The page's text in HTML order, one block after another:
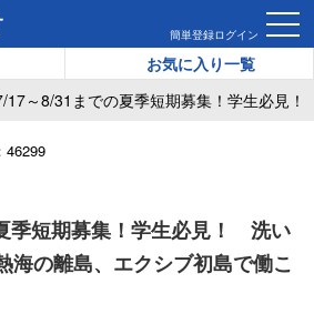
簡単登録ログイン
お気に入り一覧
17～8/31までの夏季短期募集！学生必見
46299
季短期募集！学生必見！ 洗い
海の離島、エクシブ初島で働こ